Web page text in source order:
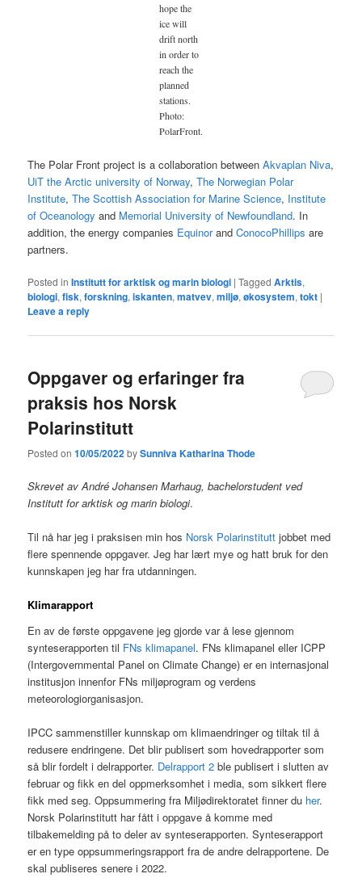
hope the
ice will
drift north
in order to
reach the
planned
stations.
Photo:
PolarFront.
The Polar Front project is a collaboration betweenAkvaplan Niva,
UiT the Arctic university of Norway,The Norwegian Polar
Institute,The Scottish Association for Marine Science, Institute
of Oceanology and Memorial University of Newfoundland. In
addition, the energy companies EquinorandConocoPhillips are
partners.
Posted in Institutt for arktisk og marin biologi |Tagged Arktis,
biologi,fisk,forskning,iskanten,matvev,miljø,økosystem,tokt |
Leave a reply
Oppgaver og erfaringer fra
praksis hos Norsk
Polarinstitutt
Posted on10/05/2022bySunniva Katharina Thode
Skrevet av André Johansen Marhaug, bachelorstudent ved
Institutt for arktisk og marin biologi.
Til nå har jeg i praksisen min hos Norsk Polarinstitutt jobbet med
flere spennende oppgaver. Jeg har lært mye og hatt bruk for den
kunnskapen jeg har fra utdanningen.
Klimarapport
En av de første oppgavene jeg gjorde var å lese gjennom
synteserapporten til FNs klimapanel. FNs klimapanel eller ICPP
(Intergovernmental Panel on Climate Change) er en internasjonal
institusjon innenfor FNs miljøprogram og verdens
meteorologiorganisasjon.
IPCC sammenstiller kunnskap om klimaendringer og tiltak til å
redusere endringene. Det blir publisert som hovedrapporter som
så blir fordelt i delrapporter. Delrapport 2 ble publisert i slutten av
februar og fikk en del oppmerksomhet i media, som sikkert flere
fikk med seg. Oppsummering fra Miljødirektoratet finner du her.
Norsk Polarinstitutt har fått i oppgave å komme med
tilbakemelding på to deler av synteserapporten. Synteserapport
er en type oppsummeringsrapport fra de andre delrapportene. De
skal publiseres senere i 2022.